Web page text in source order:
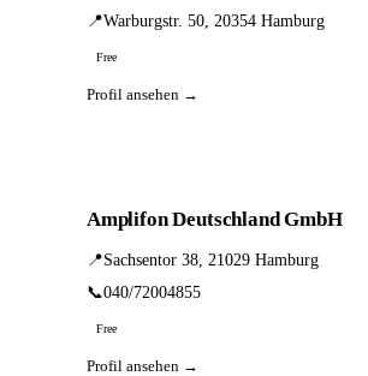
📍Warburgstr. 50, 20354 Hamburg
Free
Profil ansehen →
Amplifon Deutschland GmbH
📍Sachsentor 38, 21029 Hamburg
📞040/72004855
Free
Profil ansehen →